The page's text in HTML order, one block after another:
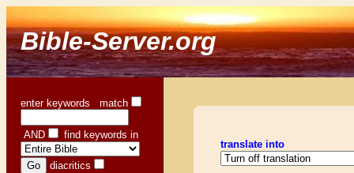
Bible-Server.org
enter keywords match
AND find keywords in
diacritics
translate into